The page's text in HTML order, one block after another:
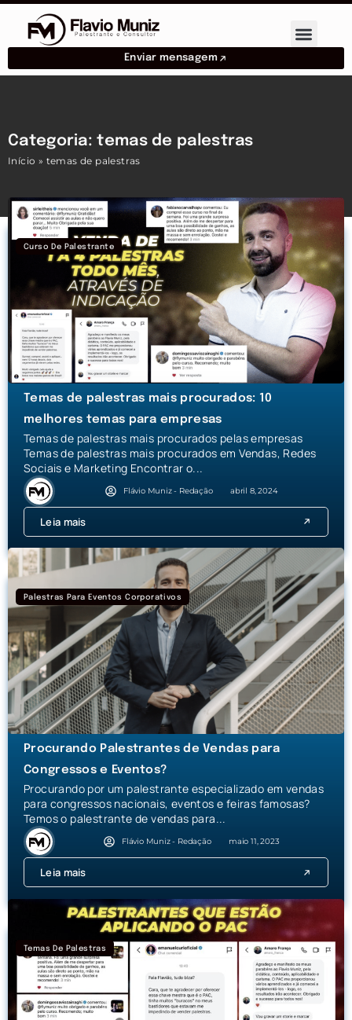
Enviar mensagem
Categoria: temas de palestras
Início » temas de palestras
Curso De Palestrante
Temas de palestras mais procurados: 10
melhores temas para empresas
Temas de palestras mais procurados pelas empresas
Temas de palestras mais procurados em Vendas, Redes
Sociais e Marketing Encontrar o...
Flávio Muniz - Redação abril 8, 2024
Leia mais
Palestras Para Eventos Corporativos
Procurando Palestrantes de Vendas para
Congressos e Eventos?
Procurando por um palestrante especializado em vendas
para congressos nacionais, eventos e feiras famosas?
Temos o palestrante de vendas para...
Flávio Muniz - Redação maio 11, 2023
Leia mais
Temas De Palestras